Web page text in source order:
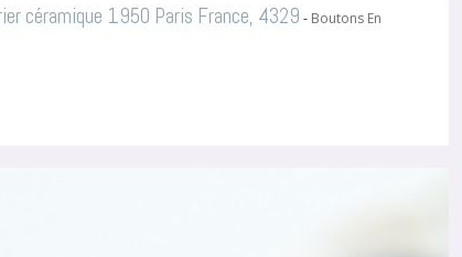
céramique 1950 Paris France, 4329 - Boutons En